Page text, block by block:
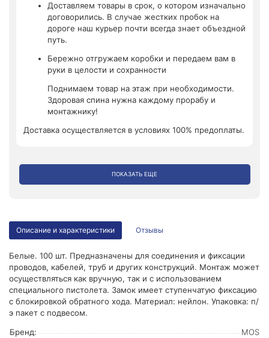
Доставляем товары в срок, о котором изначально
договорились. В случае жестких пробок на
дороге наш курьер почти всегда знает объездной
путь.
Бережно отгружаем коробки и передаем вам в
руки в целости и сохранности
Поднимаем товар на этаж при необходимости.
Здоровая спина нужна каждому прорабу и
монтажнику!
Доставка осуществляется в условиях 100% предоплаты.
ПОКАЗАТЬ ЕЩЕ
Описание и характеристики Отзывы
Белые. 100 шт. Предназначены для соединения и фиксации
проводов, кабелей, труб и других конструкций. Монтаж может
осуществляться как вручную, так и с использованием
специального пистолета. Замок имеет ступенчатую фиксацию
с блокировкой обратного хода. Материал: нейлон. Упаковка: п/
э пакет с подвесом.
Бренд:
MOS